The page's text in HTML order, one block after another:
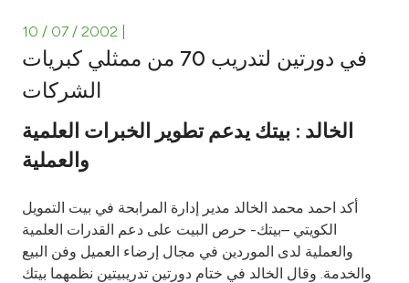
Investment
Tools & Services
After Sales Services
10 / 07 / 2002
في دورتين لتدريب 70 من ممثلي كبريات
الشركات
الخالد : بيتك يدعم تطوير الخبرات العلمية
والعملية
أكد احمد محمد الخالد مدير إدارة المرابحة في بيت التمويل
الكويتي –بيتك- حرص البيت على دعم القدرات العلمية
والعملية لدى الموردين في مجال إرضاء العميل وفن البيع
والخدمة. وقال الخالد في ختام دورتين تدريبيتين نظمهما بيتك